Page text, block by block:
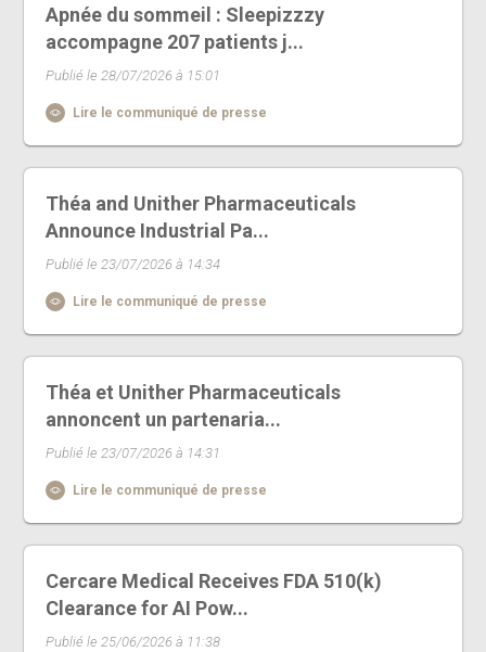
Apnée du sommeil : Sleepizzzy
accompagne 207 patients j...
Publié le 28/07/2026 à 15:01
Lire le communiqué de presse
Théa and Unither Pharmaceuticals
Announce Industrial Pa...
Publié le 23/07/2026 à 14:34
Lire le communiqué de presse
Théa et Unither Pharmaceuticals
annoncent un partenaria...
Publié le 23/07/2026 à 14:31
Lire le communiqué de presse
Cercare Medical Receives FDA 510(k)
Clearance for AI Pow...
Publié le 25/06/2026 à 11:38